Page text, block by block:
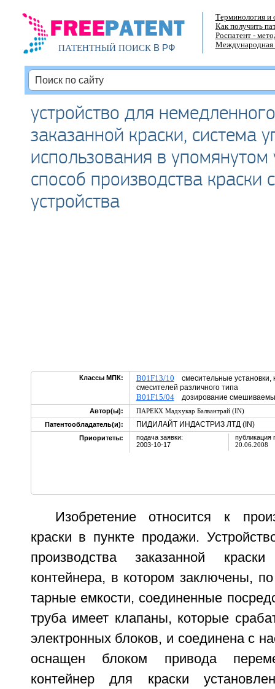
ПАТЕНТНЫЙ ПОИСКВ РФ
Терминология и
Как получить
Роспатент -
Международная
устройство для
заказанной краски, система
использования в упомянутом
способ производства краски
устройства
Классы МПК: B01F13/10 смесительные установки,
смесителей различного типа
B01F15/04дозирование
Автор(ы):
ПАРЕКХ Мадхукар Балвантрай (IN)
Патентообладатель(и):
ПИДИЛАЙТ ИНДАСТРИЗ ЛТД (IN)
Приоритеты:
подача заявки:
2003-10-17
публикация
20.06.2008
Изобретение относится к
краски в пункте продажи.
производства заказанной
контейнера, в котором заключены,
тарные емкости, соединенные
труба имеет клапаны, которые
электронных блоков, и соединена с
оснащен блоком привода
контейнер для краски